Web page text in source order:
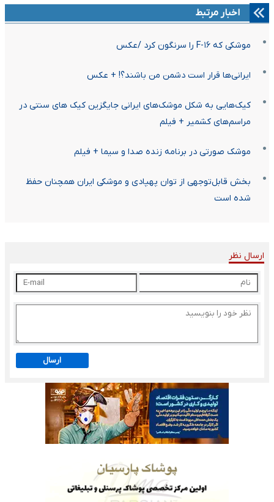
اخبار مرتبط
موشکی که F-۱۶ را سرنگون کرد /عکس
ایرانی‌ها قرار است دشمن من باشند؟! + عکس
کیک‌هایی به شکل موشک‌های ایرانی جایگزین کیک های سنتی در
مراسم‌های کشمیر + فیلم
موشک صورتی در برنامه‎‌ زنده صدا و سیما + فیلم
بخش قابل‌توجهی از توان پهپادی و موشکی ایران همچنان حفظ
شده است
ارسال نظر
ارسال